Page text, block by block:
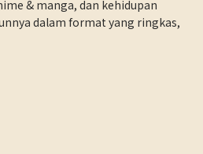
& manga, dan kehidupan
dalam format yang ringkas,